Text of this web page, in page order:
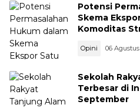
Potensi
Skema
Komoditas
Opini 06 Agustus
Sekolah
Terbesar di
September